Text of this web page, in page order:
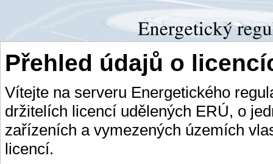
Přehled údajů o
Vítejte na serveru Energetického
držitelích licencí udělených ERÚ, o
zařízeních a vymezených územích
licencí.